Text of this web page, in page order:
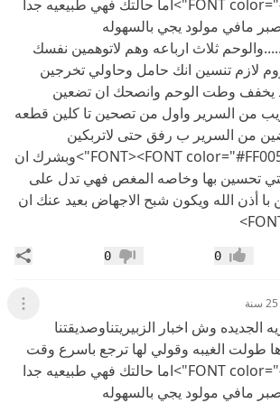
<FONT color="#3001FF">اما حالتك فهي طبيعيه جدا
مافي مولود يجي بالسهوله
ثلاث ارباعه وهم لاتوهمين نفسك
لازم تنسين انك حامل وحاولي تخرجين
يخفف وطت الوحم وانصحك ان تضعين
من السرير واول من تصحين تا كلين قطعه
من السرير ب رفق حتى لاتربكين
المعده</FONT><FONT color="#FF0055">وبشرك ان
تحسين بها وخاصه المغص فهي تدل على
با أذن الله ويكون شبح الاجهاض بعيد عنك ان
إعجاب0 عدم إعجاب
0
25 سنة عرض
الجديده وش اخبار الزبيريتناوصديقتنا
طولت الغيبه وقولي لها ترجع باسرع وقت
<FONT color="#3001FF">اما حالتك فهي طبيعيه جدا
مافي مولود يجي بالسهوله